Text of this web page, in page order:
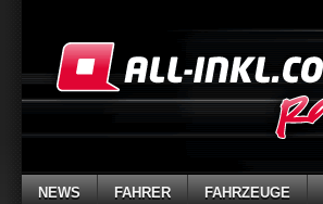
NEWS FAHRER FAHRZEUGE